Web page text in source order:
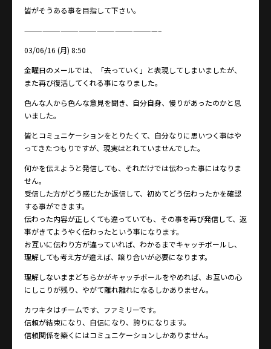
皆がそうある事を目指して下さい。
——————————————————————–
03/06/16 (月) 8:50
金曜日のメールでは、「去っていく」と表現してしまいましたが、
また再び復活してくれる事になりました。
色んな人から色んな意見を聞き、自分自身、慢りがあったのかと思
いました。
皆とコミュニケーションをとりたくて、自分なりに思いつく事はや
ってきたつもりですが、現実はとれていませんでした。
何かを伝えようと発信しても、それだけでは伝わった事にはなりま
せん。
受信した方がどう感じたか返信して、初めてどう伝わったかを確認
する事ができます。
伝わった内容が正しくても違っていても、その事を再び発信して、返
事がきてようやく伝わったという事になります。
お互いに伝わり方が違っていれば、わかるまでキャッチボールし、
理解しても考え方が違えば、譲り合いが必要になります。
理解しないままどちらかがキャッチボールをやめれば、お互いの心
にしこりが残り、やがて離れ離れになるしかありません。
カワキタはチームです、ファミリーです。
信頼が結束になり、自信になり、誇りになります。
信頼関係を築くにはコミュニケーションしかありません。